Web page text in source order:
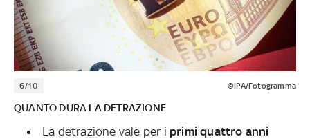
6/10 ©IPA/Fotogramma
QUANTO DURA LA DETRAZIONE
La detrazione vale per i primi quattro anni